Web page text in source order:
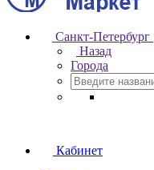
Санкт-Петербург
Назад
Города
Кабинет